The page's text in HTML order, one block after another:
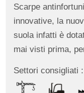
Scarpe
innovative, la
suola infatti è
mai visti prima,
Settori consigliati :